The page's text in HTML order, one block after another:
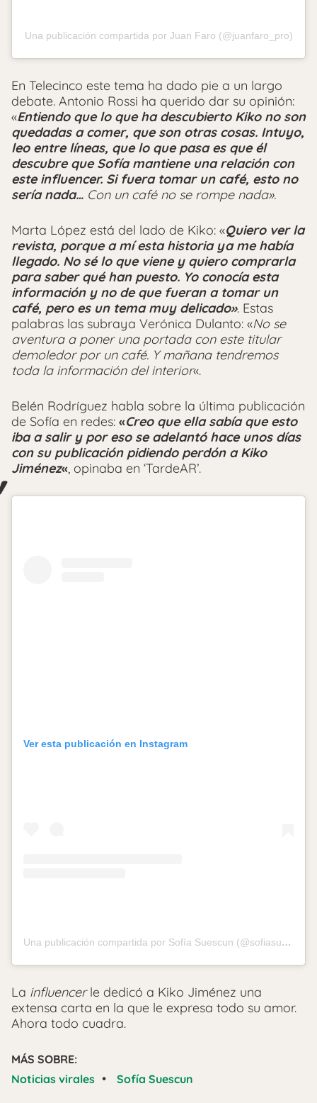
Una publicación compartida por Juan Faro (@juanfaro_pro)
En Telecinco este tema ha dado pie a un largo
debate. Antonio Rossi ha querido dar su opinión:
«Entiendo que lo que ha descubierto Kiko no son
quedadas a comer, que son otras cosas. Intuyo,
leo entre líneas, que lo que pasa es que él
descubre que Sofía mantiene una relación con
este influencer. Si fuera tomar un café, esto no
sería nada… Con un café no se rompe nada».
Marta López está del lado de Kiko: «Quiero ver la
revista, porque a mí esta historia ya me había
llegado. No sé lo que viene y quiero comprarla
para saber qué han puesto. Yo conocía esta
información y no de que fueran a tomar un
café, pero es un tema muy delicado». Estas
palabras las subraya Verónica Dulanto: «No se
aventura a poner una portada con este titular
demoledor por un café. Y mañana tendremos
toda la información del interior«.
Belén Rodríguez habla sobre la última publicación
de Sofía en redes: «Creo que ella sabía que esto
iba a salir y por eso se adelantó hace unos días
con su publicación pidiendo perdón a Kiko
Jiménez«, opinaba en ‘TardeAR’.
Ver esta publicación en Instagram
Una publicación compartida por Sofía Suescun (@sofiasuescun)
La influencerle dedicó a Kiko Jiménez una
extensa carta en la que le expresa todo su amor.
Ahora todo cuadra.
MÁS SOBRE:
Noticias virales • Sofía Suescun